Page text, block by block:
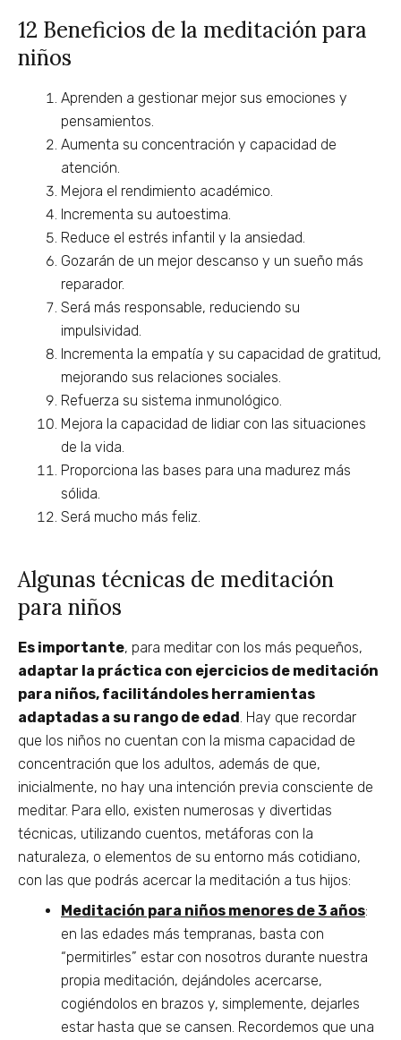
12 Beneficios de la meditación para
niños
Aprenden a gestionar mejor sus emociones y
pensamientos.
Aumenta su concentración y capacidad de
atención.
Mejora el rendimiento académico.
Incrementa su autoestima.
Reduce el estrés infantil y la ansiedad.
Gozarán de un mejor descanso y un sueño más
reparador.
Será más responsable, reduciendo su
impulsividad.
Incrementa la empatía y su capacidad de gratitud,
mejorando sus relaciones sociales.
Refuerza su sistema inmunológico.
Mejora la capacidad de lidiar con las situaciones
de la vida.
Proporciona las bases para una madurez más
sólida.
Será mucho más feliz.
Algunas técnicas de meditación
para niños
Es importante, para meditar con los más pequeños,
adaptar la práctica con ejercicios de meditación
para niños, facilitándoles herramientas
adaptadas a su rango de edad . Hay que recordar
que los niños no cuentan con la misma capacidad de
concentración que los adultos, además de que,
inicialmente, no hay una intención previa consciente de
meditar. Para ello, existen numerosas y divertidas
técnicas, utilizando cuentos, metáforas con la
naturaleza, o elementos de su entorno más cotidiano,
con las que podrás acercar la meditación a tus hijos:
Meditación para niños menores de 3 años:
en las edades más tempranas, basta con
“permitirles” estar con nosotros durante nuestra
propia meditación, dejándoles acercarse,
cogiéndolos en brazos y, simplemente, dejarles
estar hasta que se cansen. Recordemos que una